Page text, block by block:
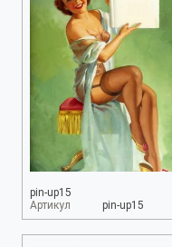
pin-up15
Артикул
pin-up15